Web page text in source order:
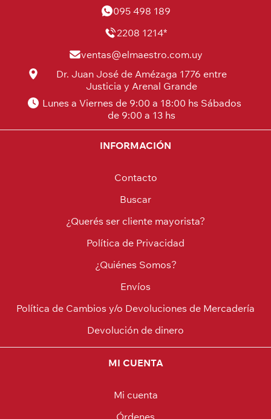
095 498 189
2208 1214*
ventas@elmaestro.com.uy
Dr. Juan José de Amézaga 1776 entre
Justicia y Arenal Grande
Lunes a Viernes de 9:00 a 18:00 hs Sábados
de 9:00 a 13 hs
INFORMACIÓN
Contacto
Buscar
¿Querés ser cliente mayorista?
Política de Privacidad
¿Quiénes Somos?
Envíos
Política de Cambios y/o Devoluciones de Mercadería
Devolución de dinero
MI CUENTA
Mi cuenta
Órdenes